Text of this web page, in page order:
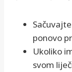
ponovo
Ukoliko
svom